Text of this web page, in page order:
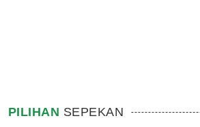
PILIHAN SEPEKAN